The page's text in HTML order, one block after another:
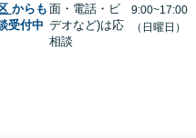
からも
受付中
面・電話・ビ
デオなど)は応
相談
9:00~17:00
（日曜日）